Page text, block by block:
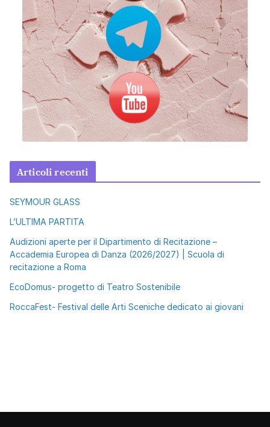
Articoli recenti
SEYMOUR GLASS
L’ULTIMA PARTITA
Audizioni aperte per il Dipartimento di Recitazione –
Accademia Europea di Danza (2026/2027) | Scuola di
recitazione a Roma
EcoDomus- progetto di Teatro Sostenibile
RoccaFest- Festival delle Arti Sceniche dedicato ai giovani